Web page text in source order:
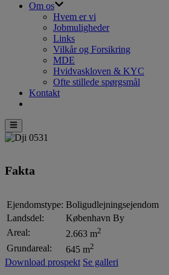
Om os
Hvem er vi
Jobmuligheder
Links
Vilkår og Forsikring
MDE
Hvidvaskloven & KYC
Ofte stillede spørgsmål
Kontakt
Fakta
Ejendomstype: Boligudlejningsejendom
Landsdel:
København By
Areal:
2.663 m2
Grundareal: 645 m2
Download prospekt Se galleri